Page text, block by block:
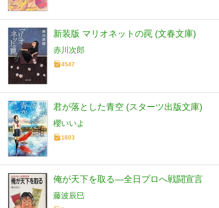
新装版 マリオネットの罠 (文春文庫)
赤川次郎
4547
君が落とした青空 (スターツ出版文庫)
櫻いいよ
1603
俺が天下を取る―全日プロへ戦闘宣言
藤波辰巳